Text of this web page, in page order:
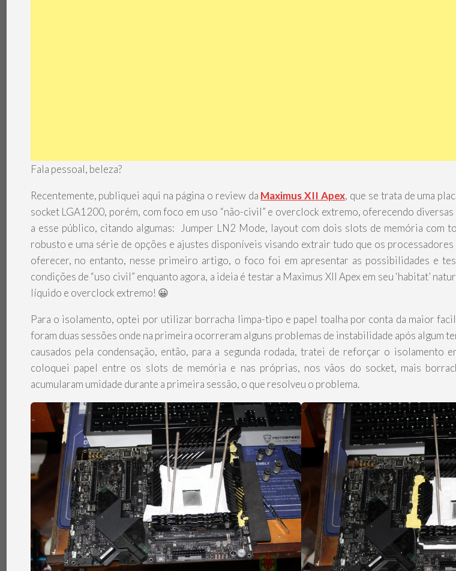
Fala pessoal, beleza?
Recentemente, publiquei aqui na página o review da Maximus XII Apex, que se trata de uma
socket LGA1200, porém, com foco em uso “não-civil” e overclock extremo, oferecendo
a esse público, citando algumas: Jumper LN2 Mode, layout com dois slots de memória com
robusto e uma série de opções e ajustes disponíveis visando extrair tudo que os processadores
oferecer, no entanto, nesse primeiro artigo, o foco foi em apresentar as possibilidades e
condições de “uso civil” enquanto agora, a ideia é testar a Maximus XII Apex em seu ‘habitat’
líquido e overclock extremo! 😀
Para o isolamento, optei por utilizar borracha limpa-tipo e papel toalha por conta da maior
foram duas sessões onde na primeira ocorreram alguns problemas de instabilidade após algum
causados pela condensação, então, para a segunda rodada, tratei de reforçar o isolamento
coloquei papel entre os slots de memória e nas próprias, nos vãos do socket, mais
acumularam umidade durante a primeira sessão, o que resolveu o problema.